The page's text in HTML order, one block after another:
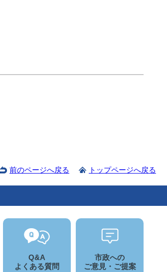
前のページへ戻る トップページへ戻る
Q&A
よくある質問
市政への
ご意見・ご提案